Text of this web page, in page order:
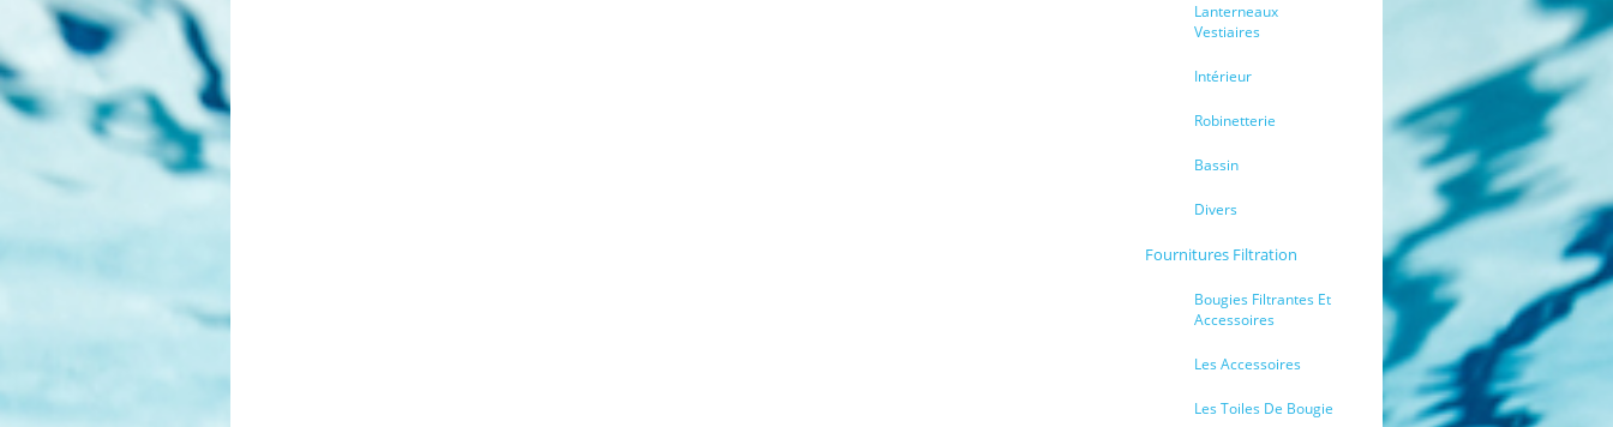
Lanterneaux
Vestiaires
Intérieur
Robinetterie
Bassin
Divers
Fournitures Filtration
Bougies Filtrantes Et
Accessoires
Les Accessoires
Les Toiles De Bougie